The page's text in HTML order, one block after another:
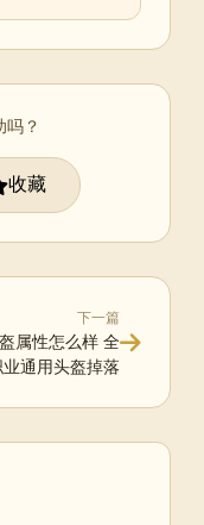
？
收藏
下一篇
属性怎么样 全
通用头盔掉落